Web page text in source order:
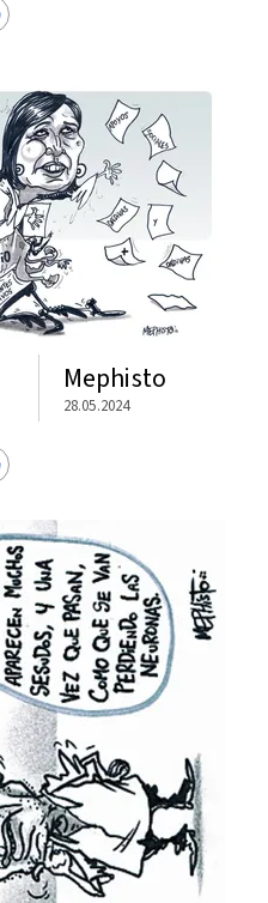
Mephisto
28.05.2024